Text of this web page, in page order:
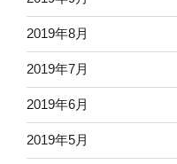
2019年8月
2019年7月
2019年6月
2019年5月